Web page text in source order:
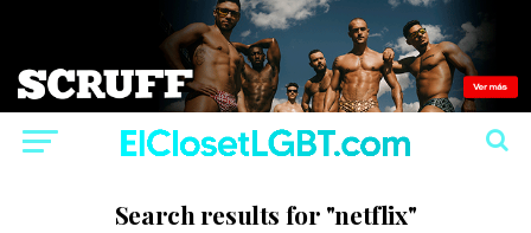
Search results for "netflix"